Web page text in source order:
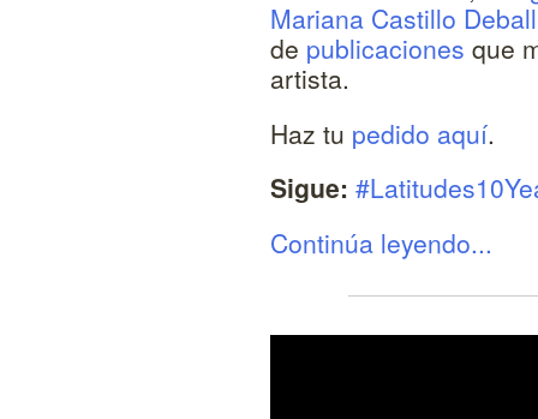
Mariana Castillo Deball
de publicaciones que
artista.
Haz tu pedido aquí.
Sigue:
Continúa leyendo...